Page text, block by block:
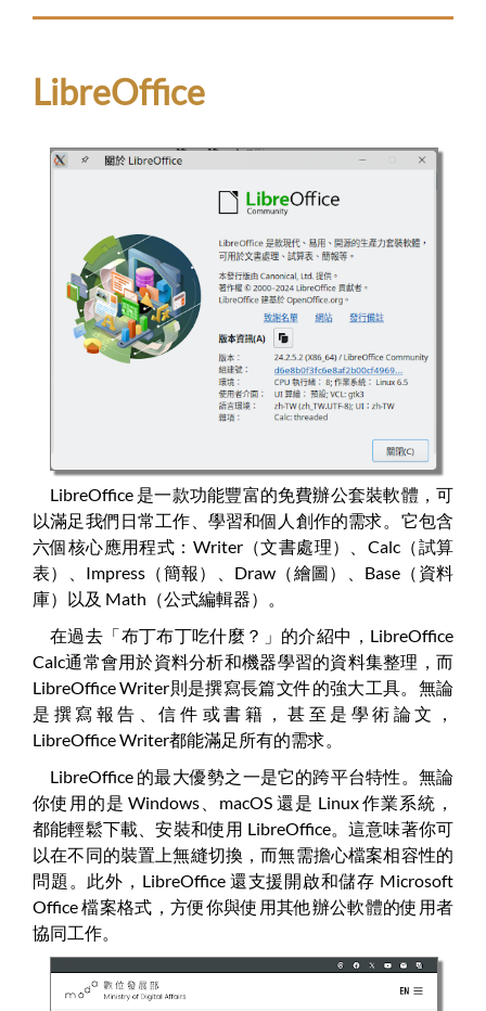
LibreOffice
LibreOffice 是一款功能豐富的免費辦公套裝軟體，可
以滿足我們日常工作、學習和個人創作的需求。它包含
六個核心應用程式：Writer（文書處理）、Calc（試算
表）、Impress（簡報）、Draw（繪圖）、Base（資料
庫）以及 Math（公式編輯器）。
在過去「布丁布丁吃什麼？」的介紹中，LibreOffice
Calc通常會用於資料分析和機器學習的資料集整理，而
LibreOffice Writer則是撰寫長篇文件的強大工具。無論
是撰寫報告、信件或書籍，甚至是學術論文，
LibreOffice Writer都能滿足所有的需求。
LibreOffice 的最大優勢之一是它的跨平台特性。無論
你使用的是 Windows、macOS 還是 Linux 作業系統，
都能輕鬆下載、安裝和使用 LibreOffice。這意味著你可
以在不同的裝置上無縫切換，而無需擔心檔案相容性的
問題。此外，LibreOffice 還支援開啟和儲存 Microsoft
Office 檔案格式，方便你與使用其他辦公軟體的使用者
協同工作。